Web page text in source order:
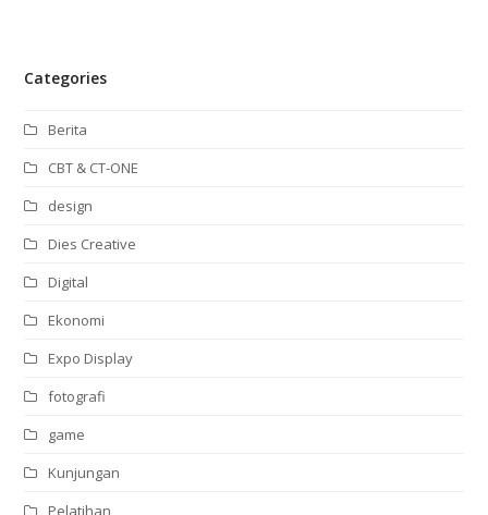
Categories
Berita
CBT & CT-ONE
design
Dies Creative
Digital
Ekonomi
Expo Display
fotografi
game
Kunjungan
Pelatihan